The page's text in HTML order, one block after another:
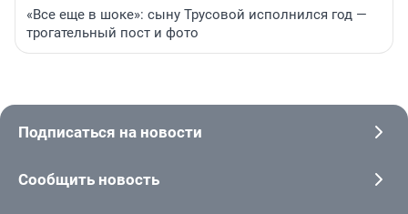
«Все еще в шоке»: сыну Трусовой исполнился год —
трогательный пост и фото
Подписаться на новости
Сообщить новость